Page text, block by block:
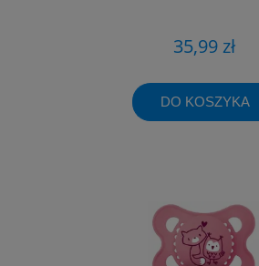
35,99 zł
DO KOSZYKA